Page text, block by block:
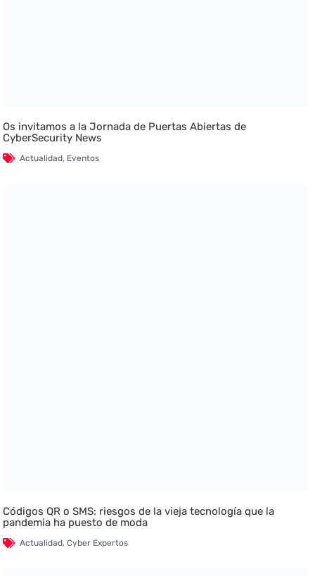
Os invitamos a la Jornada de Puertas Abiertas de
CyberSecurity News
Actualidad, Eventos
Códigos QR o SMS: riesgos de la vieja tecnología que la
pandemia ha puesto de moda
Actualidad,Cyber Expertos